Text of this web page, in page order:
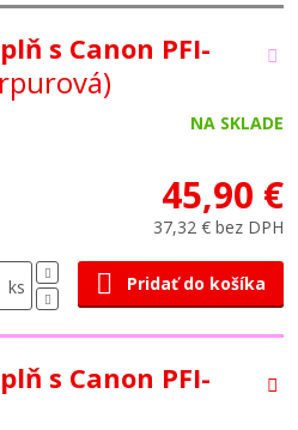
s Canon PFI-
NA SKLADE
45,90 €
37,32 € bez DPH
ks Pridať do košíka
s Canon PFI-